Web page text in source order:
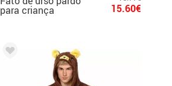
para criança 15.60€